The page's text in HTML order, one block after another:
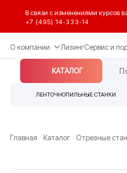
В связи с изменениями курсов
+7 (495) 14‑333‑14
О компании ЛизингСервис и
КАТАЛОГ
ЛЕНТОЧНОПИЛЬНЫЕ СТАНКИ
Главная Каталог Отрезные